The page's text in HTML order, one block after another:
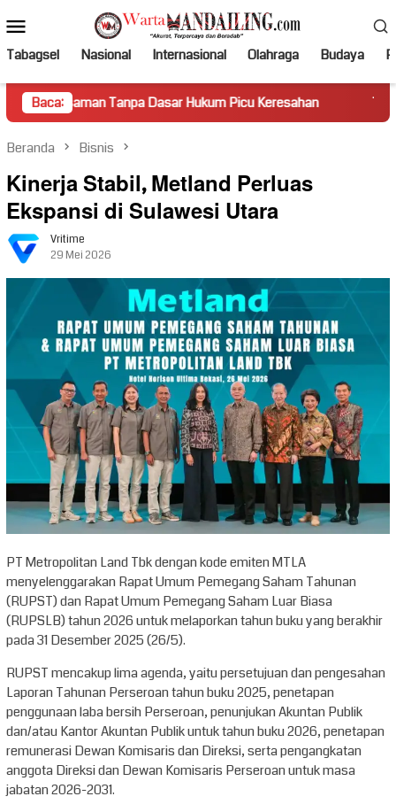
ke
kontenMobile
Tabagsel Nasional Internasional Olahraga Budaya
Baca:
Tanpa Dasar Hukum Picu Keresahan Truk Miring Hambat
Beranda Bisnis
Kinerja Stabil, Metland Perluas
Ekspansi di Sulawesi Utara
Vritime
29 Mei 2026
PT Metropolitan Land Tbk dengan kode emiten MTLA
menyelenggarakan Rapat Umum Pemegang Saham Tahunan
(RUPST) dan Rapat Umum Pemegang Saham Luar Biasa
(RUPSLB) tahun 2026 untuk melaporkan tahun buku yang berakhir
pada 31 Desember 2025 (26/5).
RUPST mencakup lima agenda, yaitu persetujuan dan pengesahan
Laporan Tahunan Perseroan tahun buku 2025, penetapan
penggunaan laba bersih Perseroan, penunjukan Akuntan Publik
dan/atau Kantor Akuntan Publik untuk tahun buku 2026, penetapan
remunerasi Dewan Komisaris dan Direksi, serta pengangkatan
anggota Direksi dan Dewan Komisaris Perseroan untuk masa
jabatan 2026-2031.